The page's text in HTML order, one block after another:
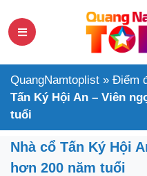
QuangNamtoplist » Điểm
Tấn Ký Hội An – Viên
tuổi
Nhà cổ Tấn Ký Hội
hơn 200 năm tuổi